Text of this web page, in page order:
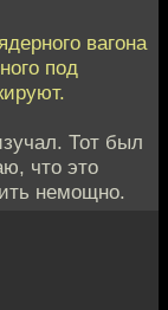
вагона
под
Тот был
что это
немощно.